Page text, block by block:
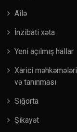
Ailə
İnzibati xəta
Yeni açılmış hallar
Xarici
və tanınması
Sığorta
Şikayət